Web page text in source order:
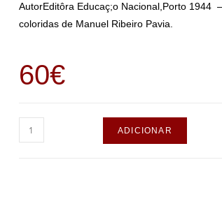
AutorEditôra Educaç;o Nacional,Porto 1944
coloridas de Manuel Ribeiro Pavia.
60€
ADICIONAR